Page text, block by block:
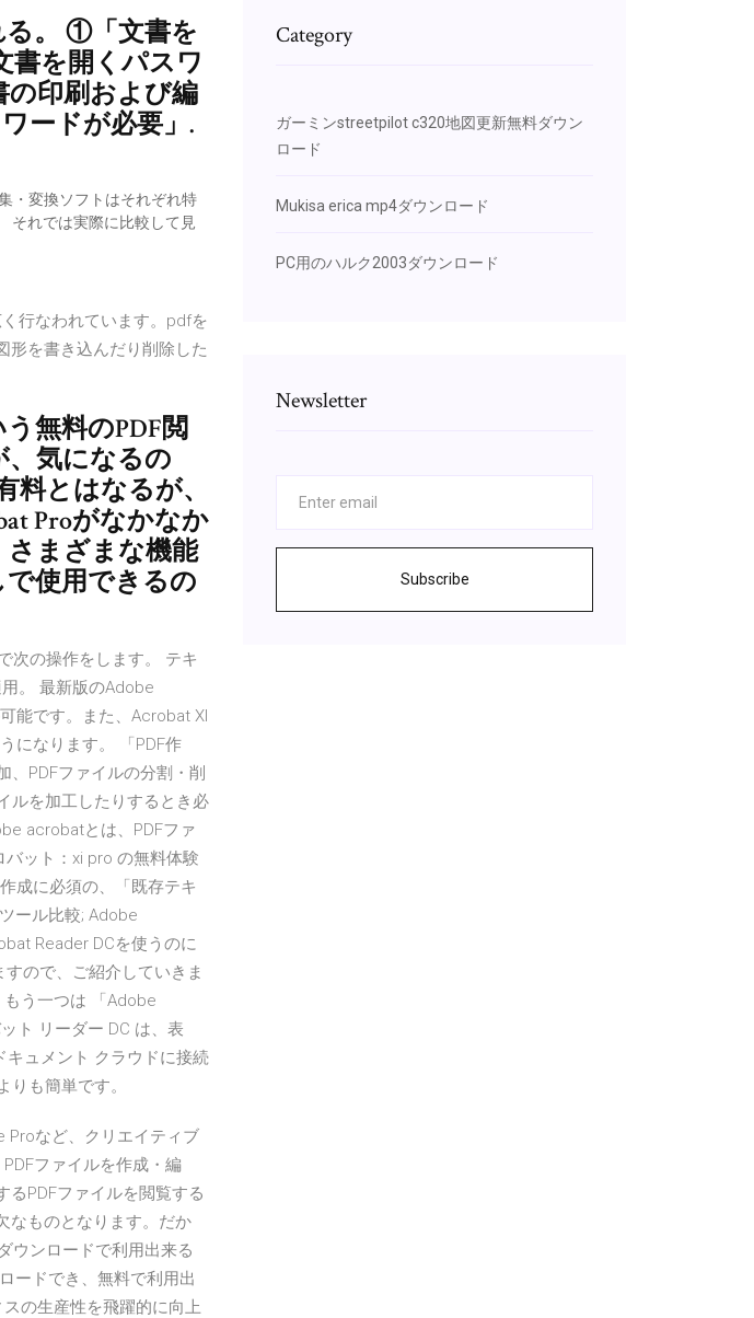
。 ①「文書を
書を開くパスワ
印刷および編
ードが必要」.
・変換ソフトはそれぞれ特
それでは実際に比較して見
行なわれています。pdfを
形を書き込んだり削除した
う無料のPDF閲
気になるの
料とはなるが、
Proがなかなか
まざまな機能
使用できるの
次の操作をします。 テキ
。 最新版のAdobe
能です。また、Acrobat XI
になります。 「PDF作
、PDFファイルの分割・削
ルを加工したりするとき必
acrobatとは、PDFファ
ット：xi pro の無料体験
成に必須の、「既存テキ
ール比較; Adobe
Reader DCを使うのに
ので、ご紹介していきま
う一つは 「Adobe
ト リーダー DC は、表
ュメント クラウドに接続
も簡単です。
Proなど、クリエイティブ
ファイルを作成・編
PDFファイルを閲覧する
なものとなります。だか
ウンロードで利用出来る
ードでき、無料で利用出
の生産性を飛躍的に向上
Category
ガーミンstreetpilot c320地図更新無料ダウン
ロード
Mukisa erica mp4ダウンロード
PC用のハルク2003ダウンロード
Newsletter
Subscribe